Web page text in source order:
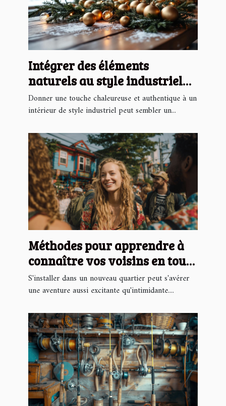
Intégrer des éléments
naturels au style industriel
pour Noël
Donner une touche chaleureuse et authentique à un
intérieur de style industriel peut sembler un...
Méthodes pour apprendre à
connaître vos voisins en toute
simplicité
S'installer dans un nouveau quartier peut s'avérer
une aventure aussi excitante qu'intimidante....